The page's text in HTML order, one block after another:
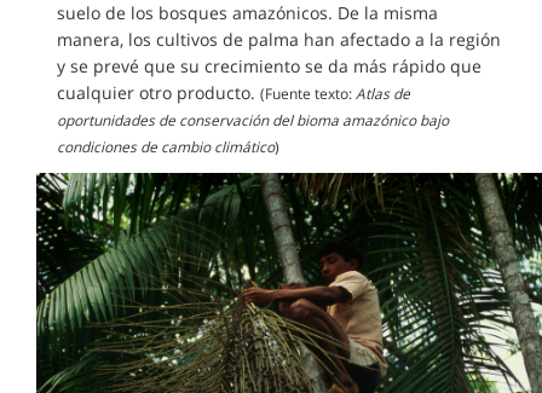
suelo de los bosques amazónicos. De la misma
manera, los cultivos de palma han afectado a la región
y se prevé que su crecimiento se da más rápido que
cualquier otro producto. (Fuente texto: Atlas de
oportunidades de conservación del bioma amazónico bajo
condiciones de cambio climático)